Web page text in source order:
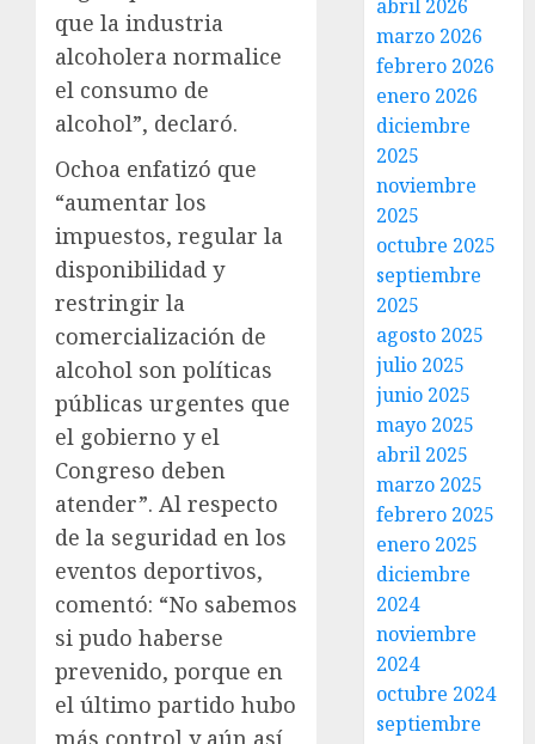
que la industria
alcoholera normalice
el consumo de
alcohol”, declaró.
Ochoa enfatizó que
“aumentar los
impuestos, regular la
disponibilidad y
restringir la
comercialización de
alcohol son políticas
públicas urgentes que
el gobierno y el
Congreso deben
atender”. Al respecto
de la seguridad en los
eventos deportivos,
comentó: “No sabemos
si pudo haberse
prevenido, porque en
el último partido hubo
abril 2026
marzo 2026
febrero 2026
enero 2026
diciembre
2025
noviembre
2025
octubre 2025
septiembre
2025
agosto 2025
julio 2025
junio 2025
mayo 2025
abril 2025
marzo 2025
febrero 2025
enero 2025
diciembre
2024
noviembre
2024
octubre 2024
septiembre